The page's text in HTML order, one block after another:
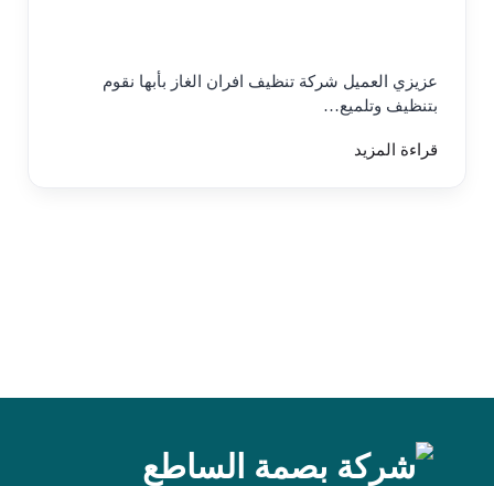
عزيزي العميل شركة تنظيف افران الغاز بأبها نقوم
بتنظيف وتلميع…
قراءة المزيد